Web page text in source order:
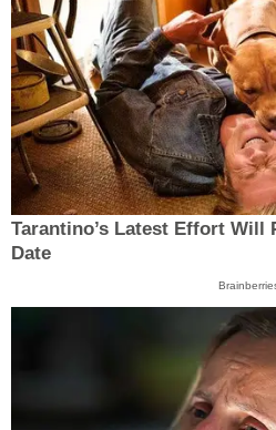
Tarantino’s Latest Effort Will
Date